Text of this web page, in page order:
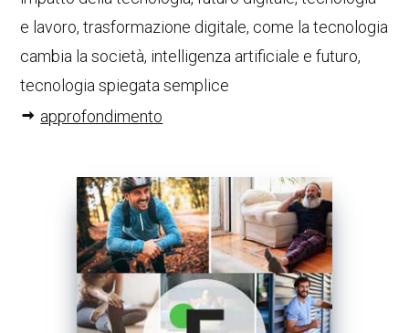
e lavoro, trasformazione digitale, come la tecnologia
cambia la società, intelligenza artificiale e futuro,
tecnologia spiegata semplice
approfondimento